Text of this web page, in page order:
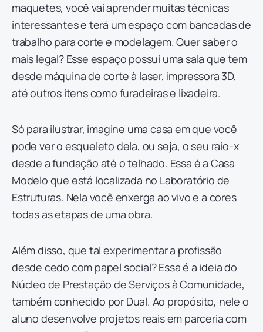
maquetes, você vai aprender muitas técnicas
interessantes e terá um espaço com bancadas de
trabalho para corte e modelagem. Quer saber o
mais legal? Esse espaço possui uma sala que tem
desde máquina de corte à laser, impressora 3D,
até outros itens como furadeiras e lixadeira.
Só para ilustrar, imagine uma casa em que você
pode ver o esqueleto dela, ou seja, o seu raio-x
desde a fundação até o telhado. Essa é a Casa
Modelo que está localizada no Laboratório de
Estruturas. Nela você enxerga ao vivo e a cores
todas as etapas de uma obra.
Além disso, que tal experimentar a profissão
desde cedo com papel social? Essa é a ideia do
Núcleo de Prestação de Serviços à Comunidade,
também conhecido por Dual. Ao propósito, nele o
aluno desenvolve projetos reais em parceria com